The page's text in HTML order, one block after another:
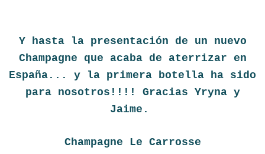
Y hasta la presentación de un nuevo
Champagne que acaba de aterrizar en
España... y la primera botella ha sido
para nosotros!!!! Gracias Yryna y
Jaime.
Champagne Le Carrosse